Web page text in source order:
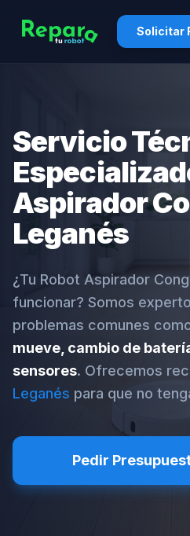
Solicitar
Servicio
Aspirador
Leganés
¿Tu Robot Aspirador
funcionar? Somos
problemas comunes
mueve, cambio de
sensores. Ofrecemos
Leganés para que no
Pedir